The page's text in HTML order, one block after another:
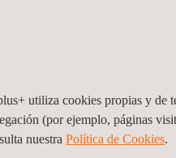
16/04/2026
Applus+
utiliza cookies propias y de
(por ejemplo, páginas
nuestraPolítica de Cookies. ​